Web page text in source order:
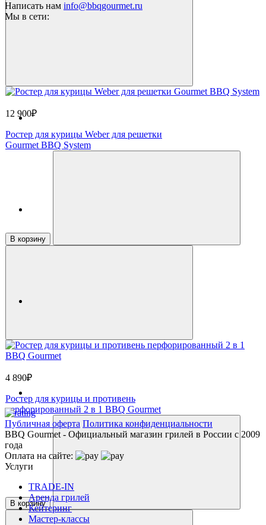
12 900₽
Ростер для курицы Weber для решетки
Gourmet BBQ System
В корзину
4 890₽
Ростер для курицы и противень
перфорированный 2 в 1 BBQ Gourmet
В корзину
Написать нам info@bbqgourmet.ru
Мы в сети:
Публичная оферта Политика конфиденциальности
BBQ Gourmet - Официальный магазин грилей в России с 2009
года
Оплата на сайте:
Услуги
TRADE-IN
Аренда грилей
Кейтеринг
Мастер-классы